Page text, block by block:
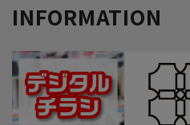
INFORMATION